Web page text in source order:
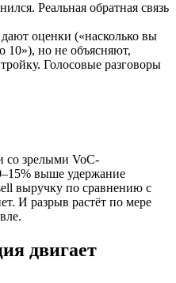
Реальная обратная связь
оценки («насколько вы
10»), но не объясняют,
Голосовые разговоры
зрелыми VoC-
выше удержание
выручку по сравнению с
И разрыв растёт по мере
двигает